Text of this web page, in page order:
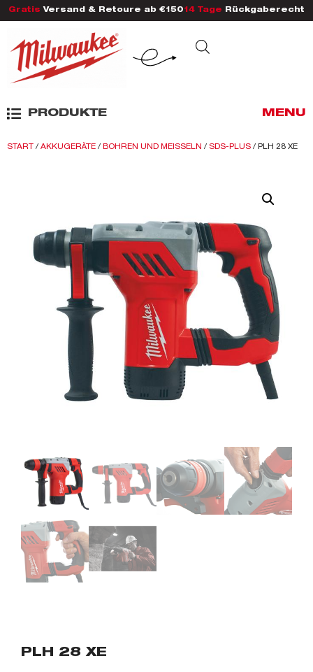
Gratis Versand & Retoure ab €150 14 Tage Rückgaberecht
PRODUKTE MENU
START / AKKUGERÄTE / BOHREN UND MEISSELN / SDS-PLUS / PLH 28 XE
PLH 28 XE